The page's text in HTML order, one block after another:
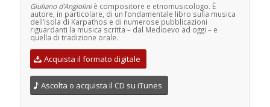
Giuliano d’Angioliniè compositore e etnomusicologo. È
autore, in particolare, di un fondamentale libro sulla musica
dell’isola di Karpathos e di numerose pubblicazioni
riguardanti la musica scritta – dal Medioevo ad oggi – e
quella di tradizione orale.
Acquista il formato digitale
Ascolta o acquista il CD su iTunes